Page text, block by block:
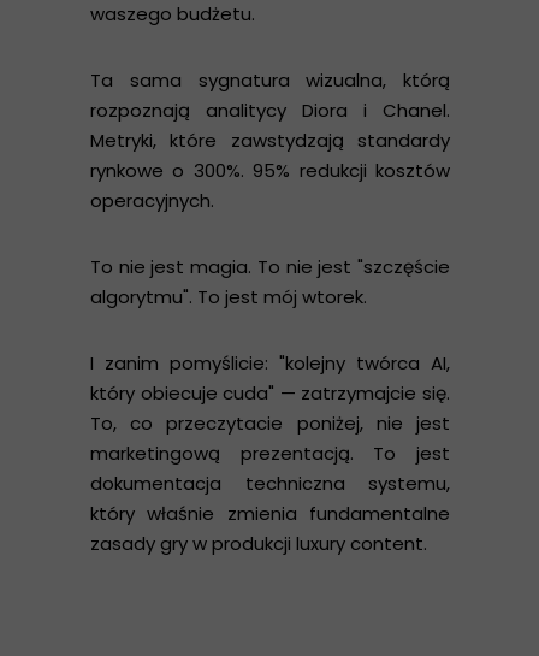
waszego budżetu.
Ta sama sygnatura wizualna, którą
rozpoznają analitycy Diora i Chanel.
Metryki, które zawstydzają standardy
rynkowe o 300%. 95% redukcji kosztów
operacyjnych.
To nie jest magia. To nie jest "szczęście
algorytmu". To jest mój wtorek.
I zanim pomyślicie: "kolejny twórca AI,
który obiecuje cuda" — zatrzymajcie się.
To, co przeczytacie poniżej, nie jest
marketingową prezentacją. To jest
dokumentacja techniczna systemu,
który właśnie zmienia fundamentalne
zasady gry w produkcji luxury content.